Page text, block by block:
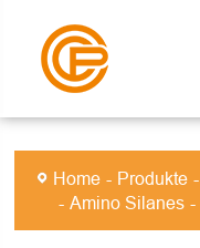
Home Produkte
Amino Silanes